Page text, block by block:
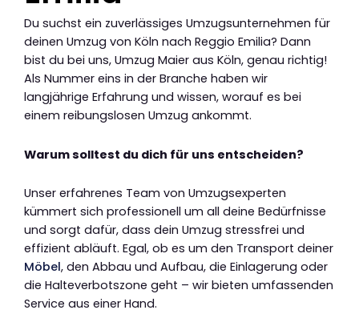
Du suchst ein zuverlässiges Umzugsunternehmen für
deinen Umzug von Köln nach Reggio Emilia? Dann
bist du bei uns, Umzug Maier aus Köln, genau richtig!
Als Nummer eins in der Branche haben wir
langjährige Erfahrung und wissen, worauf es bei
einem reibungslosen Umzug ankommt.
Warum solltest du dich für uns entscheiden?
Unser erfahrenes Team von Umzugsexperten
kümmert sich professionell um all deine Bedürfnisse
und sorgt dafür, dass dein Umzug stressfrei und
effizient abläuft. Egal, ob es um den Transport deiner
Möbel, den Abbau und Aufbau, die Einlagerung oder
die Halteverbotszone geht – wir bieten umfassenden
Service aus einer Hand.